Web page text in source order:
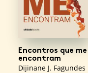
Encontros que me
encontram
Dijinane J. Fagundes